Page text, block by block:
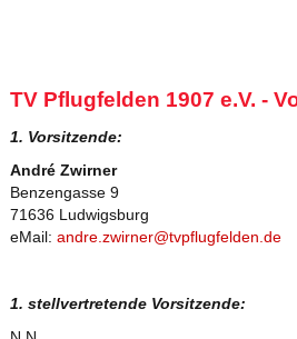
TV Pflugfelden 1907 e.V. -
1. Vorsitzende:
André Zwirner
Benzengasse 9
71636 Ludwigsburg
eMail: andre.zwirner@tvpflugfelden.de
1. stellvertretende Vorsitzende: